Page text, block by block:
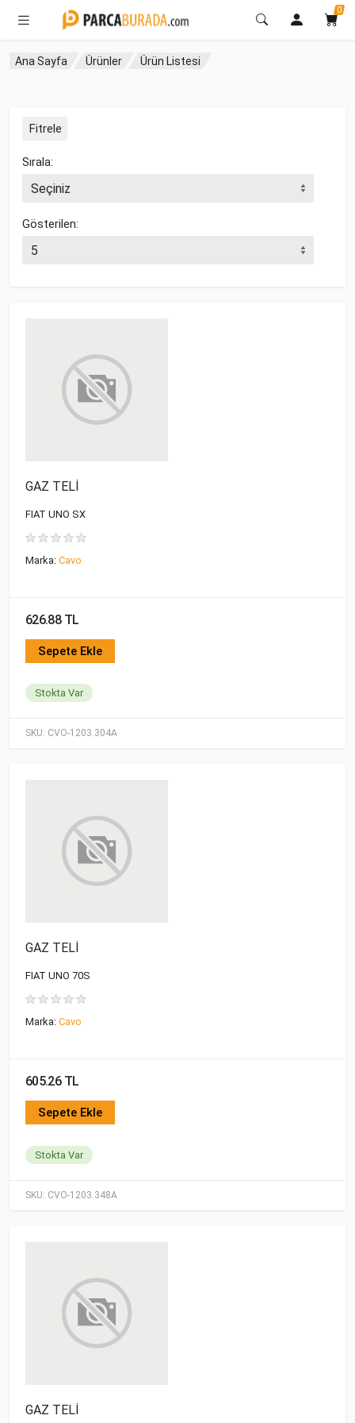
0
Ana Sayfa Ürünler Ürün Listesi
Fitrele
Sırala:
Gösterilen:
SKU: CVO-1203.304A
GAZ TELİ
FIAT UNO SX
Marka: Cavo
626.88 TL
Sepete Ekle
Stokta Var
SKU: CVO-1203.348A
GAZ TELİ
FIAT UNO 70S
Marka: Cavo
605.26 TL
Sepete Ekle
Stokta Var
GAZ TELİ